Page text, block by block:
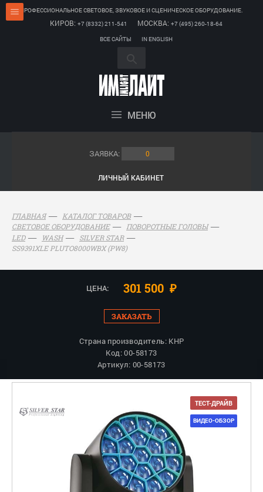
ПРОФЕССИОНАЛЬНОЕ СВЕТОВОЕ, ЗВУКОВОЕ И СЦЕНИЧЕСКОЕ ОБОРУДОВАНИЕ.
КИРОВ: +7 (8332) 211-541 МОСКВА: +7 (495) 260-18-64
ВСЕ САЙТЫ
IN ENGLISH
МЕНЮ
ЗАЯВКА: 0
ЛИЧНЫЙ КАБИНЕТ
ГЛАВНАЯ
КАТАЛОГ ТОВАРОВ
СВЕТОВОЕ ОБОРУДОВАНИЕ
ПОВОРОТНЫЕ ГОЛОВЫ
LED
WASH
SILVER STAR
SS9391XLE PLUTO8000WBX (PW8)
ЦЕНА: 301 500 ₽
ЗАКАЗАТЬ
Страна производитель: КНР
Код: 00-58173
Артикул: 00-58173
ТЕСТ-ДРАЙВ
ВИДЕО-ОБЗОР